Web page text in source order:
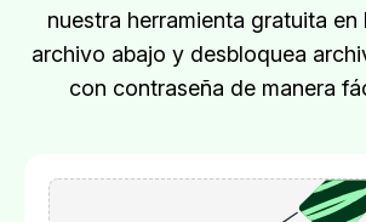
nuestra herramienta gratuita en
archivo abajo y desbloquea
con contraseña de manera